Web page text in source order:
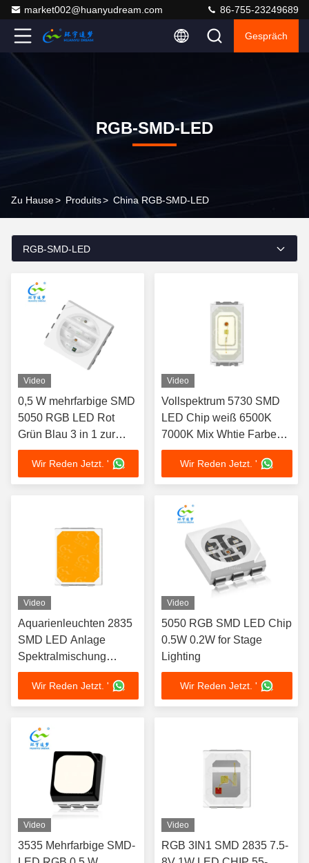
market002@huanyudream.com 86-755-23249689
Gespräch
RGB-SMD-LED
Zu Hause> Produits> China RGB-SMD-LED
RGB-SMD-LED
Video
0,5 W mehrfarbige SMD
5050 RGB LED Rot
Grün Blau 3 in 1 zur
Dekoration
Wir Reden Jetzt. '
Video
Vollspektrum 5730 SMD
LED Chip weiß 6500K
7000K Mix Whtie Farbe
Anpassung verfügbar 1W
Für Aquarienbeleuchtung
Wasserpflanzen und
Wir Reden Jetzt. '
Video
Aquarienleuchten 2835
SMD LED Anlage
Spektralmischung
10000-15000K 6.0-6.2V
LED CHIP
Wir Reden Jetzt. '
Video
5050 RGB SMD LED Chip
0.5W 0.2W for Stage
Lighting
Wir Reden Jetzt. '
Video
3535 Mehrfarbige SMD-
Video
RGB 3IN1 SMD 2835 7.5-